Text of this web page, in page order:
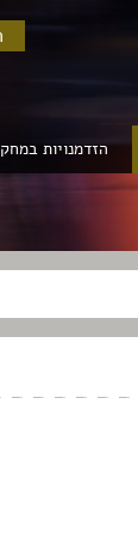
הזדמנויות